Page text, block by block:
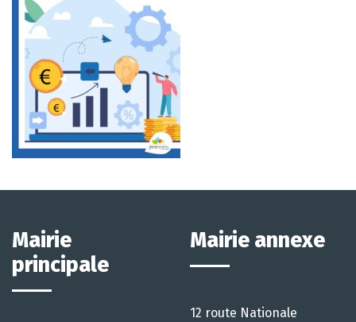
Mairie
principale
Mairie annexe
12 route Nationale